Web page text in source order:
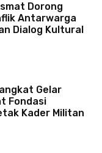
Dorong
Antarwarga
Dialog Kultural
Gelar
Fondasi
Kader Militan